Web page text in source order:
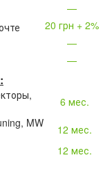
—
20 грн + 2%
—
—
6 мес.
MW
12 мес.
12 мес.